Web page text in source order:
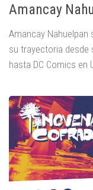
Amancay
Amancay
su trayectoria desde
hasta DC Comics en